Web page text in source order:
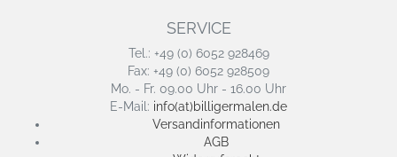
SERVICE
Tel.: +49 (0) 6052 928469
Fax: +49 (0) 6052 928509
Mo. - Fr. 09.00 Uhr - 16.00 Uhr
E-Mail: info(at)billigermalen.de
Versandinformationen
AGB